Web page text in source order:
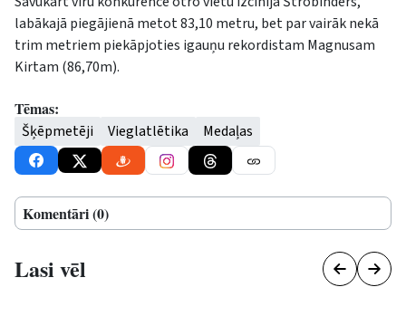
labākajā piegājienā metot 83,10 metru, bet par vairāk nekā
trim metriem piekāpjoties igauņu rekordistam Magnusam
Kirtam (86,70m).
Tēmas:
Šķēpmetēji Vieglatlētika Medaļas
Komentāri (0)
Lasi vēl